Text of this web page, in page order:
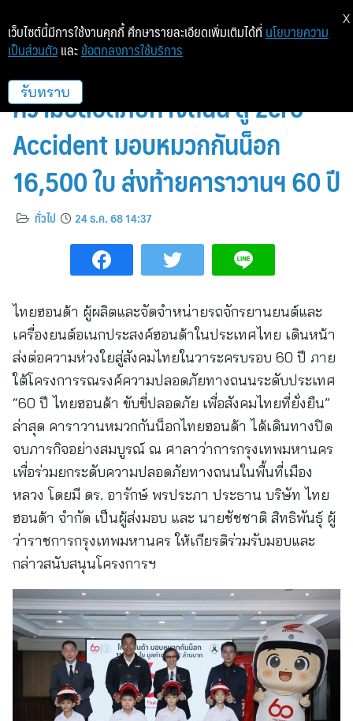
ไทยฮอนด้า จับมือ กทม. ยกระดับ
ความปลอดภัยทางถนน สู่ Zero
Accident มอบหมวกกันน็อก
16,500 ใบ ส่งท้ายคาราวานฯ 60 ปี
ทั่วไป 24 ธ.ค. 68 14:37
ไทยฮอนด้า ผู้ผลิตและจัดจำหน่ายรถจักรยานยนต์และ
เครื่องยนต์อเนกประสงค์ฮอนด้าในประเทศไทย เดินหน้า
ส่งต่อความห่วงใยสู่สังคมไทยในวาระครบรอบ 60 ปี ภาย
ใต้โครงการรณรงค์ความปลอดภัยทางถนนระดับประเทศ
“60 ปี ไทยฮอนด้า ขับขี่ปลอดภัย เพื่อสังคมไทยที่ยั่งยืน”
ล่าสุด คาราวานหมวกกันน็อกไทยฮอนด้า ได้เดินทางปิด
จบภารกิจอย่างสมบูรณ์ ณ ศาลาว่าการกรุงเทพมหานคร
เพื่อร่วมยกระดับความปลอดภัยทางถนนในพื้นที่เมือง
หลวง โดยมี ดร. อารักษ์ พรประภา ประธาน บริษัท ไทย
ฮอนด้า จำกัด เป็นผู้ส่งมอบ และ นายชัชชาติ สิทธิพันธุ์ ผู้
ว่าราชการกรุงเทพมหานคร ให้เกียรติร่วมรับมอบและ
กล่าวสนับสนุนโครงการฯ
เว็บไซต์นี้มีการใช้งานคุกกี้ ศึกษารายละเอียดเพิ่มเติมได้ที่ นโยบายความ
เป็นส่วนตัว และ ข้อตกลงการใช้บริการ
รับทราบ
X